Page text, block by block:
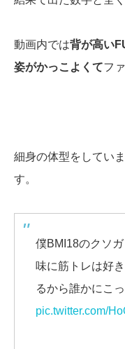
動画内では背が高い
姿がかっこよくてフ
細身の体型をしてい
す。
僕BMI18のクソ
味に筋トレは好
るから誰かにこ
pic.twitter.com/